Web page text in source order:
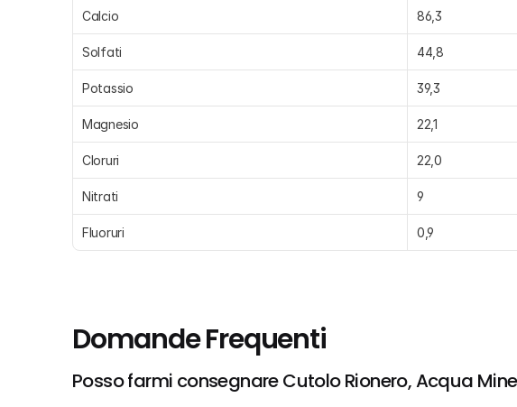
Calcio 86,3
Solfati 44,8
Potassio 39,3
Magnesio 22,1
Cloruri 22,0
Nitrati 9
Fluoruri 0,9
Domande Frequenti
Posso farmi consegnare Cutolo Rionero, Acqua